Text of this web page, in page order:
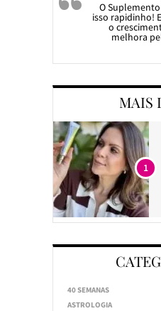
O
isso rapidinho!
o
melhora
MAIS
1
40 SEMANAS
ASTROLOGIA